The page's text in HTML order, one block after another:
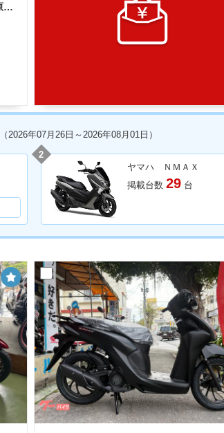
ホンダ Ｄｉｏ１１０ Ｌｉｔｅ 新基準原付 原付免許運転可能
（2026年07月26日～2026年08月01日）
2
ヤマハ ＮＭＡＸ
掲載台数 29 台